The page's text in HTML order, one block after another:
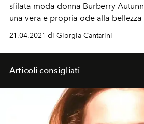
sfilata moda donna Burberry
una vera e propria ode alla bellezza
scelte di stile. Immancabile è il
stilema della maison britannica
creativa da Riccardo Tisci.
21.04.2021 di Giorgia Cantarini
Articoli consigliati